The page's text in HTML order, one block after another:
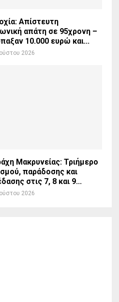
Απίστευτη
απάτη σε 95χρονη –
10.000 ευρώ και...
2026
Μακρυνείας: Τριήμερο
παράδοσης και
στις 7, 8 και 9...
2026